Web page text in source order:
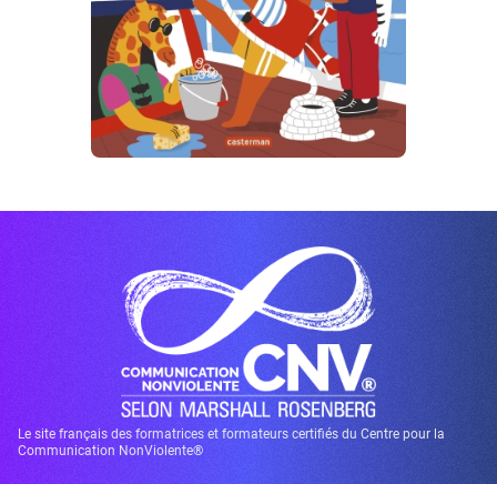
Le site français des formatrices et formateurs certifiés du Centre pour la
Communication NonViolente®